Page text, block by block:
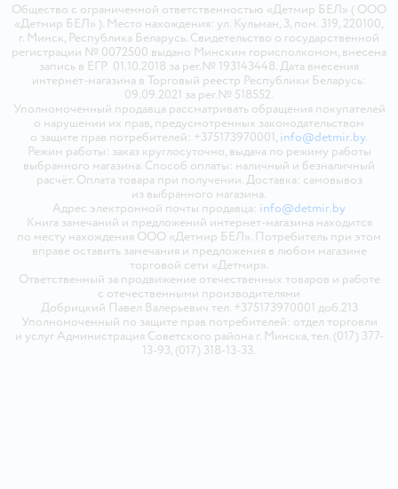
Общество с ограниченной ответственностью «Детмир БЕЛ» ( ООО
«Детмир БЕЛ» ). Место нахождения: ул. Кульман, 3, пом. 319, 220100,
г. Минск, Республика Беларусь. Свидетельство о государственной
регистрации № 0072500 выдано Минским горисполкомом, внесена
запись в ЕГР 01.10.2018 за рег.№ 193143448. Дата внесения
интернет-магазина в Торговый реестр Республики Беларусь:
09.09.2021 за рег.№ 518552.
Уполномоченный продавца рассматривать обращения покупателей
о нарушении их прав, предусмотренных законодательством
о защите прав потребителей: +375173970001, info@detmir.by.
Режим работы: заказ круглосуточно, выдача по режиму работы
выбранного магазина. Способ оплаты: наличный и безналичный
расчёт. Оплата товара при получении. Доставка: самовывоз
из выбранного магазина.
Адрес электронной почты продавца: info@detmir.by
Книга замечаний и предложений интернет-магазина находится
по месту нахождения ООО «Детмир БЕЛ». Потребитель при этом
вправе оставить замечания и предложения в любом магазине
торговой сети «Детмир».
Ответственный за продвижение отечественных товаров и работе
с отечественными производителями
Добрицкий Павел Валерьевич тел. +375173970001 доб.213
Уполномоченный по защите прав потребителей: отдел торговли
и услуг Администрация Советского района г. Минска, тел. (017) 377-
13-93, (017) 318-13-33.